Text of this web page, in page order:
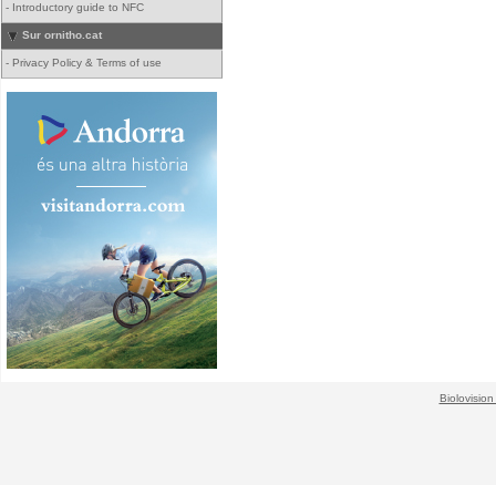
- Introductory guide to NFC
Sur ornitho.cat
- Privacy Policy & Terms of use
Biolovision